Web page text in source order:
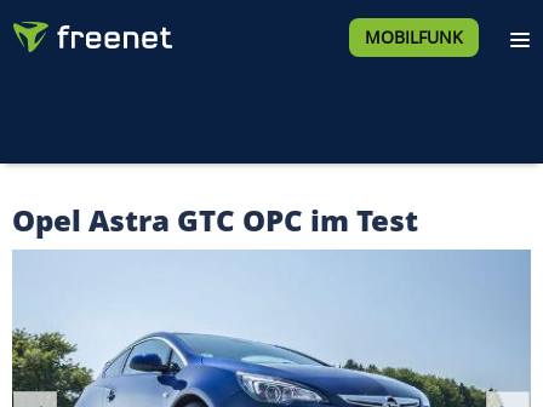
MOBILFUNK
Opel Astra GTC OPC im Test